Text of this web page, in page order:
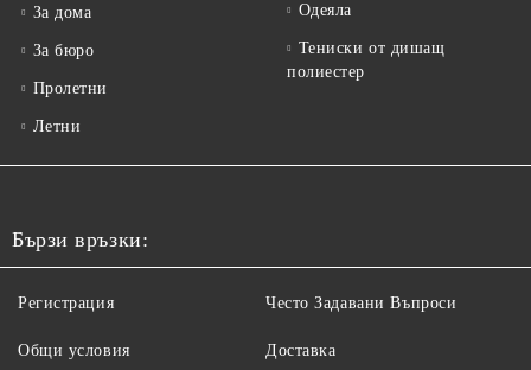
За дома
За бюро
Пролетни
Летни
Одеяла
Тениски от дишащ
полиестер
Бързи връзки:
Регистрация
Общи условия
Често Задавани Въпроси
Доставка